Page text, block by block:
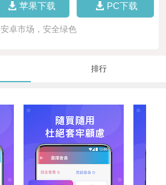
苹果下载 PC下载
安卓市场，安全绿色
排行